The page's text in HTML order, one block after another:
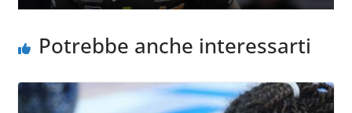
Potrebbe anche interessarti